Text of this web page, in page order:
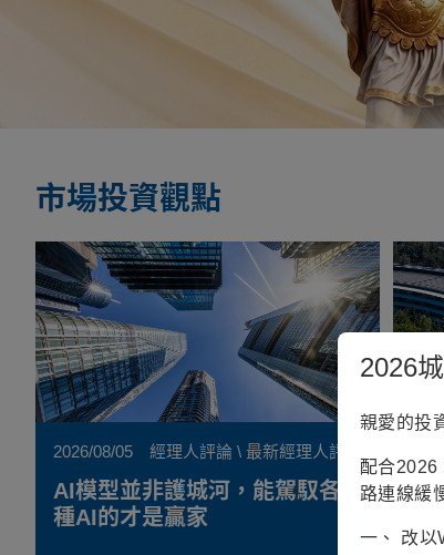
富蘭克林證券投顧首頁
市場投資觀點
2026/08/05 經理人評論 \ 最新經理人評論
AI模型並非護城河，能駕馭各
種AI的才是贏家
從
2026
親愛的投
配合2026
路連線緩
一、 改以